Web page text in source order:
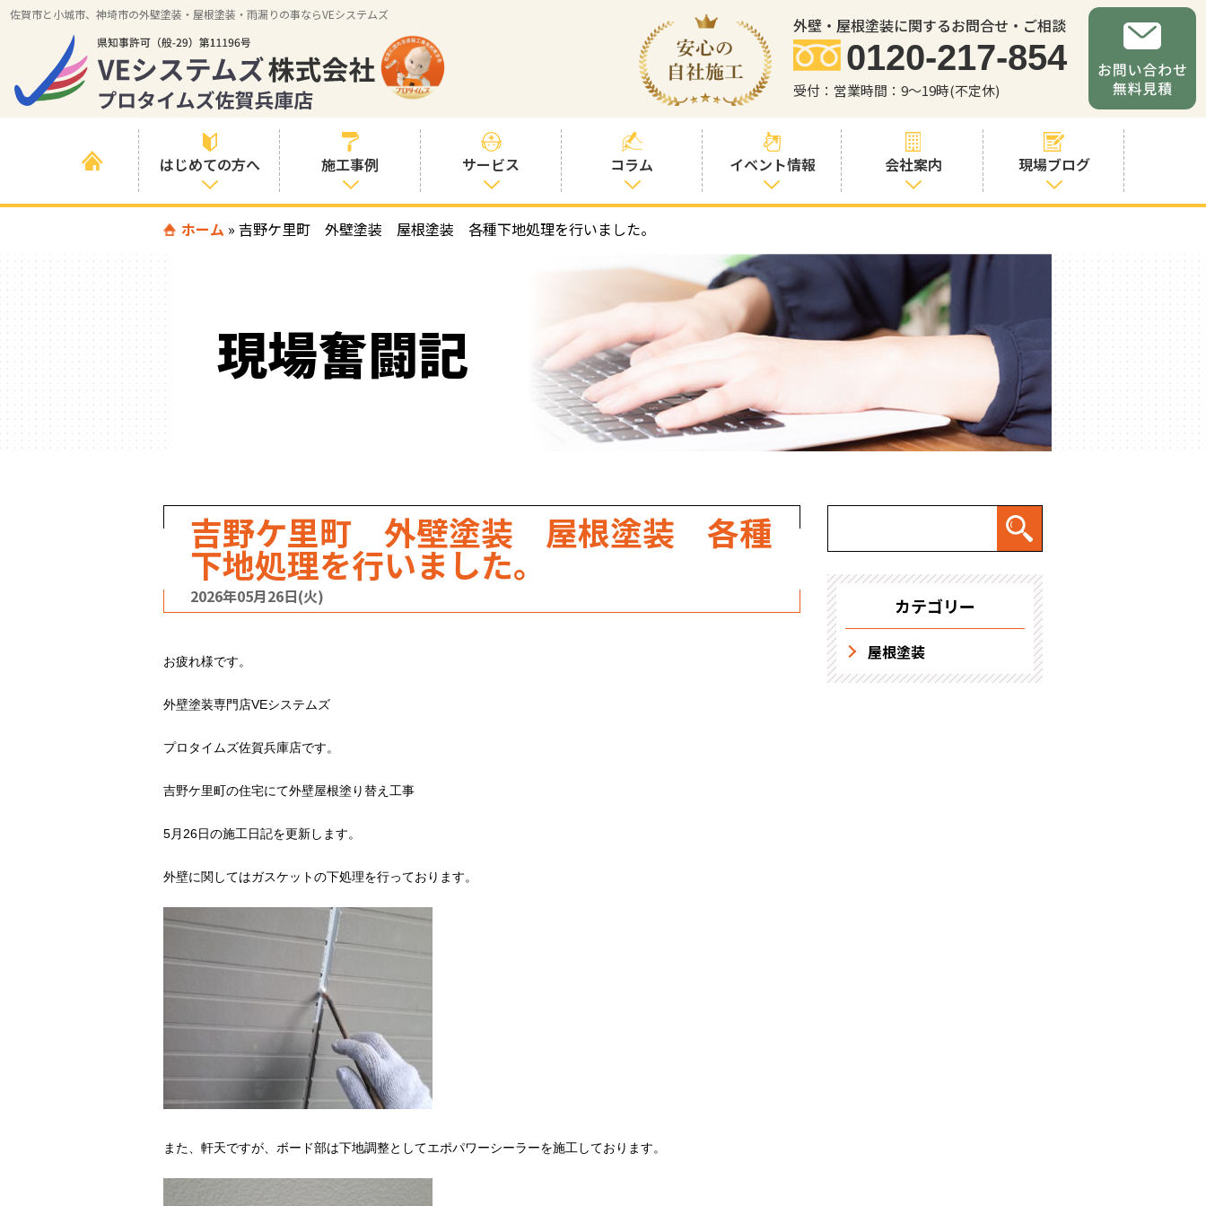
佐賀市と小城市、神埼市の外壁塗装・屋根塗装・雨漏りの事ならVEシステムズ
外壁・屋根塗装に関するお問合せ・ご相談
0120-217-854
受付：営業時間：9～19時(不定休)
はじめての方へ
はじめて外壁塗
いる方へ
喜んでいただけ
る３つの理由
施工事例
すべての事例
例
色の事例
サービス
塗装プランと価
お客様との交流
を大切に
見積書の見方
コラム
社長コラム
塗装コラム
塗料コラム
イベント情報 会社案内
職人・スタッフ
紹介
お問い合わせか
らの流れ
求人情報
現場ブログ
ホーム » 吉野ケ里町 外壁塗装 屋根塗装 各種下地処理を行いました。
現場奮闘記
吉野ケ里町 外壁塗装 屋根塗装 各種
下地処理を行いました。
2026年05月26日(火)
お疲れ様です。
外壁塗装専門店VEシステムズ
プロタイムズ佐賀兵庫店です。
吉野ケ里町の住宅にて外壁屋根塗り替え工事
5月26日の施工日記を更新します。
外壁に関してはガスケットの下処理を行っております。
また、軒天ですが、ボード部は下地調整としてエポパワーシーラーを施工しております。
カテゴリー
屋根塗装